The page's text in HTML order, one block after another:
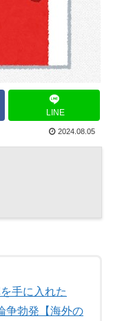
LINE
2024.08.05
手に入れた
争勃発【海外の